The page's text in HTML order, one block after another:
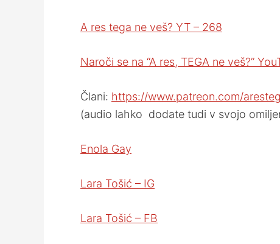
A res tega ne veš? YT – 268
Naroči se na “A res, TEGA ne veš?”
Člani: https://www.patreon.com/
(audio lahko dodate tudi v svojo
Enola Gay
Lara Tošić – IG
Lara Tošić – FB